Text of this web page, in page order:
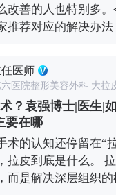
次都要精细剥离再
状态。 疤痕问题也
3个月疤痕会慢慢淡
拉扯让耳朵变形。至
提拉方向和神经保
量提升的方式，结合
重要神经，保证术后
和效果，核心还是
能真正实现自然持久
复合提升术的问题，
改善的人也特别多
推荐对应的解决办
，没出现明显下垂，
声刀这些，能刺激皮
雕则是通过物理提拉
创伤小、恢复快，
，比如苹果肌开始下
耷拉，非手术方式
比如MCR复合提升
医师
医院整形美容外科 大拉
？袁强博士|医生|
要在哪
术的认知还停留在“
是什么。 拉皮手术的核心不
而是解决深层组织